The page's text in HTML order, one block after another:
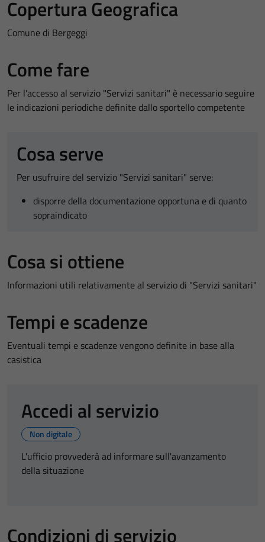
Copertura Geografica
Comune di Bergeggi
Come fare
Per l'accesso al servizio "Servizi sanitari" è necessario seguire
le indicazioni periodiche definite dallo sportello competente
Cosa serve
Per usufruire del servizio "Servizi sanitari" serve:
disporre della documentazione opportuna e di quanto
sopraindicato
Cosa si ottiene
Informazioni utili relativamente al servizio di "Servizi sanitari"
Tempi e scadenze
Eventuali tempi e scadenze vengono definite in base alla
casistica
Accedi al servizio
Non digitale
L'ufficio provvederà ad informare sull'avanzamento
della situazione
Condizioni di servizio